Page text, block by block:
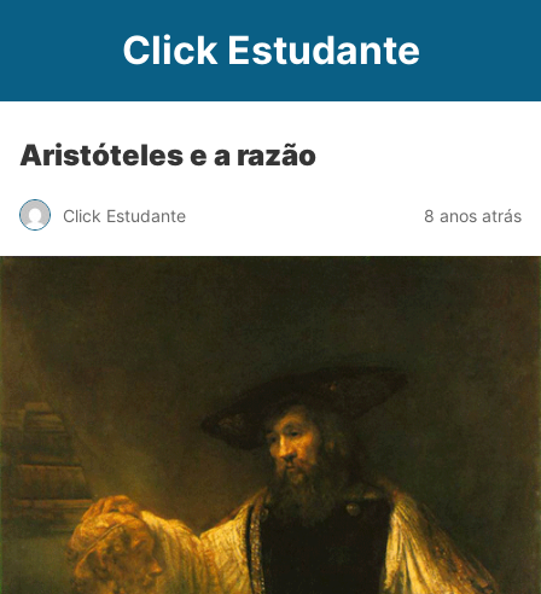
Click Estudante
Aristóteles e a razão
Click Estudante 8 anos atrás